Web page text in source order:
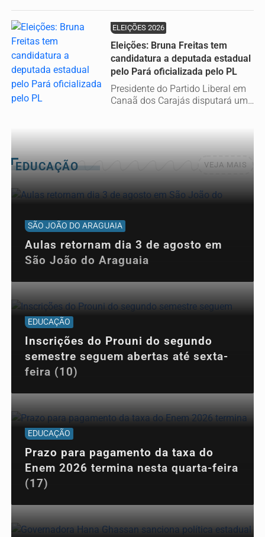
ELEIÇÕES 2026
Eleições: Bruna Freitas tem
candidatura a deputada estadual
pelo Pará oficializada pelo PL
Presidente do Partido Liberal em
Canaã dos Carajás disputará uma
EDUCAÇÃO VEJA MAIS
SÃO JOÃO DO ARAGUAIA
Aulas retornam dia 3 de agosto em
São João do Araguaia
EDUCAÇÃO
Inscrições do Prouni do segundo
semestre seguem abertas até sexta-
feira (10)
EDUCAÇÃO
Prazo para pagamento da taxa do
Enem 2026 termina nesta quarta-feira
(17)